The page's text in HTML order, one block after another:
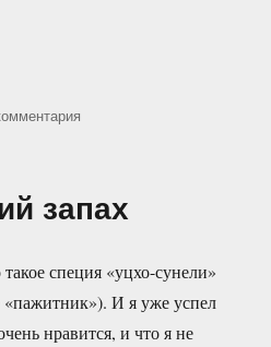
но
—
отлично
запах
специя «уцхо-сунели»
И я уже успел
нравится, и что я не